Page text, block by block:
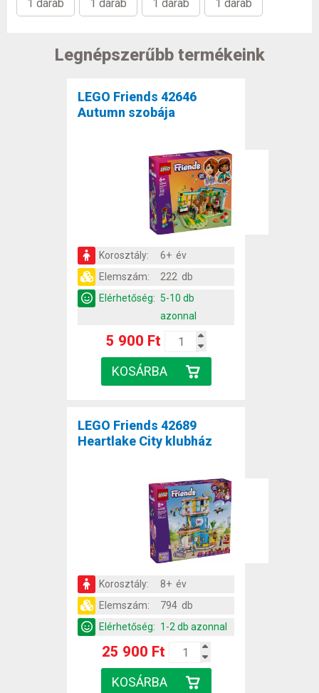
1 darab 1 darab 1 darab 1 darab
Legnépszerűbb termékeink
LEGO Friends 42646
Autumn szobája
Korosztály:
6+ év
Elemszám:
222 db
Elérhetőség: 5-10 db
azonnal
5 900 Ft
LEGO Friends 42689
Heartlake City klubház
Korosztály:
8+ év
Elemszám:
794 db
Elérhetőség: 1-2 db azonnal
25 900 Ft